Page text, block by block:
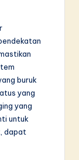
buruk
yang
yang
untuk
dapat